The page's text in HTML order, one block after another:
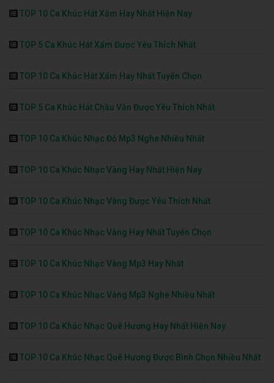
TOP 10 Ca Khúc Hát Xẩm Hay Nhất Hiện Nay
TOP 5 Ca Khúc Hát Xẩm Được Yêu Thích Nhất
TOP 10 Ca Khúc Hát Xẩm Hay Nhất Tuyển Chọn
TOP 5 Ca Khúc Hát Chầu Văn Được Yêu Thích Nhất
TOP 10 Ca Khúc Nhạc Đỏ Mp3 Nghe Nhiều Nhất
TOP 10 Ca Khúc Nhạc Vàng Hay Nhất Hiện Nay
TOP 10 Ca Khúc Nhạc Vàng Được Yêu Thích Nhất
TOP 10 Ca Khúc Nhạc Vàng Hay Nhất Tuyển Chọn
TOP 10 Ca Khúc Nhạc Vàng Mp3 Hay Nhất
TOP 10 Ca Khúc Nhạc Vàng Mp3 Nghe Nhiều Nhất
TOP 10 Ca Khúc Nhạc Quê Hương Hay Nhất Hiện Nay
TOP 10 Ca Khúc Nhạc Quê Hương Được Bình Chọn Nhiều Nhất